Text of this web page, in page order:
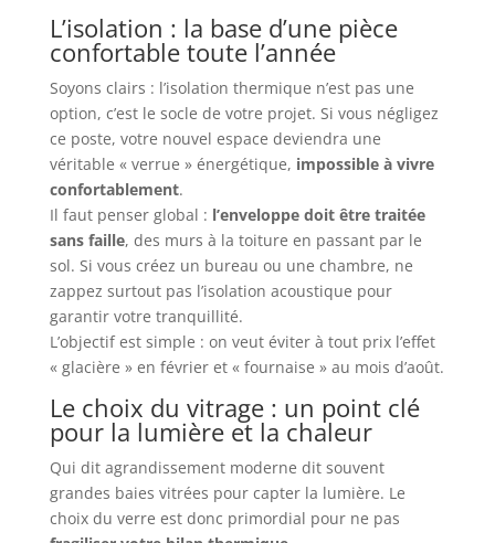
L’isolation : la base d’une pièce
confortable toute l’année
Soyons clairs : l’isolation thermique n’est pas une
option, c’est le socle de votre projet. Si vous négligez
ce poste, votre nouvel espace deviendra une
véritable « verrue » énergétique, impossible à vivre
confortablement.
Il faut penser global : l’enveloppe doit être traitée
sans faille, des murs à la toiture en passant par le
sol. Si vous créez un bureau ou une chambre, ne
zappez surtout pas l’isolation acoustique pour
garantir votre tranquillité.
L’objectif est simple : on veut éviter à tout prix l’effet
« glacière » en février et « fournaise » au mois d’août.
Le choix du vitrage : un point clé
pour la lumière et la chaleur
Qui dit agrandissement moderne dit souvent
grandes baies vitrées pour capter la lumière. Le
choix du verre est donc primordial pour ne pas